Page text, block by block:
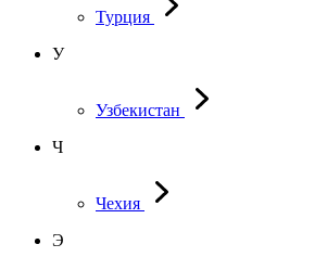
Турция
У
Узбекистан
Ч
Чехия
Э